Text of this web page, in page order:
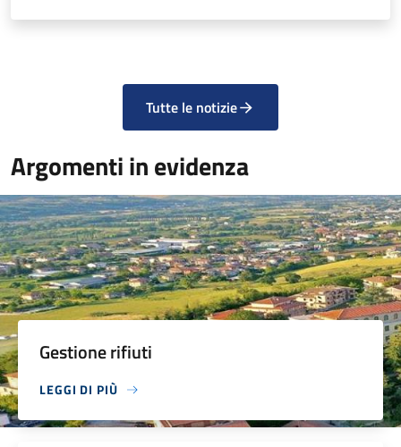
Tutte le notizie
Argomenti in evidenza
Gestione rifiuti
LEGGI DI PIÙ